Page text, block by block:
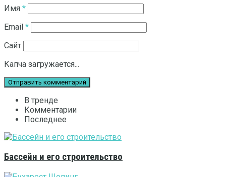
Имя *
Email *
Сайт
Капча загружается...
В тренде
Комментарии
Последнее
Бассейн и его строительство